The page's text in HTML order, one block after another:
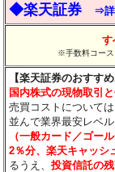
◆楽天証券 ⇒詳
す
※手数料コース
【楽天証券のおすす
国内株式の現物取引
売買コストについて
並んで業界最安レベ
（一般カード／ゴー
2％分、楽天キャッシ
るうえ、投資信託の